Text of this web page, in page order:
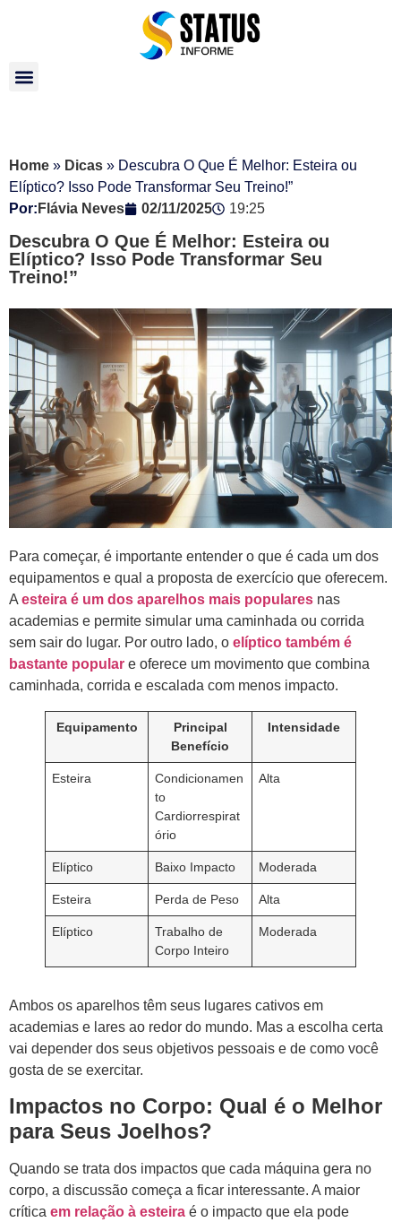
Home » Dicas » Descubra O Que É Melhor: Esteira ou
Elíptico? Isso Pode Transformar Seu Treino!”
Por: Flávia Neves 02/11/2025 19:25
Descubra O Que É Melhor: Esteira ou
Elíptico? Isso Pode Transformar Seu
Treino!”
Para começar, é importante entender o que é cada um dos
equipamentos e qual a proposta de exercício que oferecem.
A esteira é um dos aparelhos mais populares nas
academias e permite simular uma caminhada ou corrida
sem sair do lugar. Por outro lado, o elíptico também é
bastante popular e oferece um movimento que combina
caminhada, corrida e escalada com menos impacto.
Equipamento
Principal
Benefício
Intensidade
Esteira
Condicionamen
to
Cardiorrespirat
ório
Alta
Elíptico Baixo Impacto Moderada
Esteira Perda de Peso Alta
Elíptico
Trabalho de
Corpo Inteiro
Moderada
Ambos os aparelhos têm seus lugares cativos em
academias e lares ao redor do mundo. Mas a escolha certa
vai depender dos seus objetivos pessoais e de como você
gosta de se exercitar.
Impactos no Corpo: Qual é o Melhor
para Seus Joelhos?
Quando se trata dos impactos que cada máquina gera no
corpo, a discussão começa a ficar interessante. A maior
crítica em relação à esteira é o impacto que ela pode